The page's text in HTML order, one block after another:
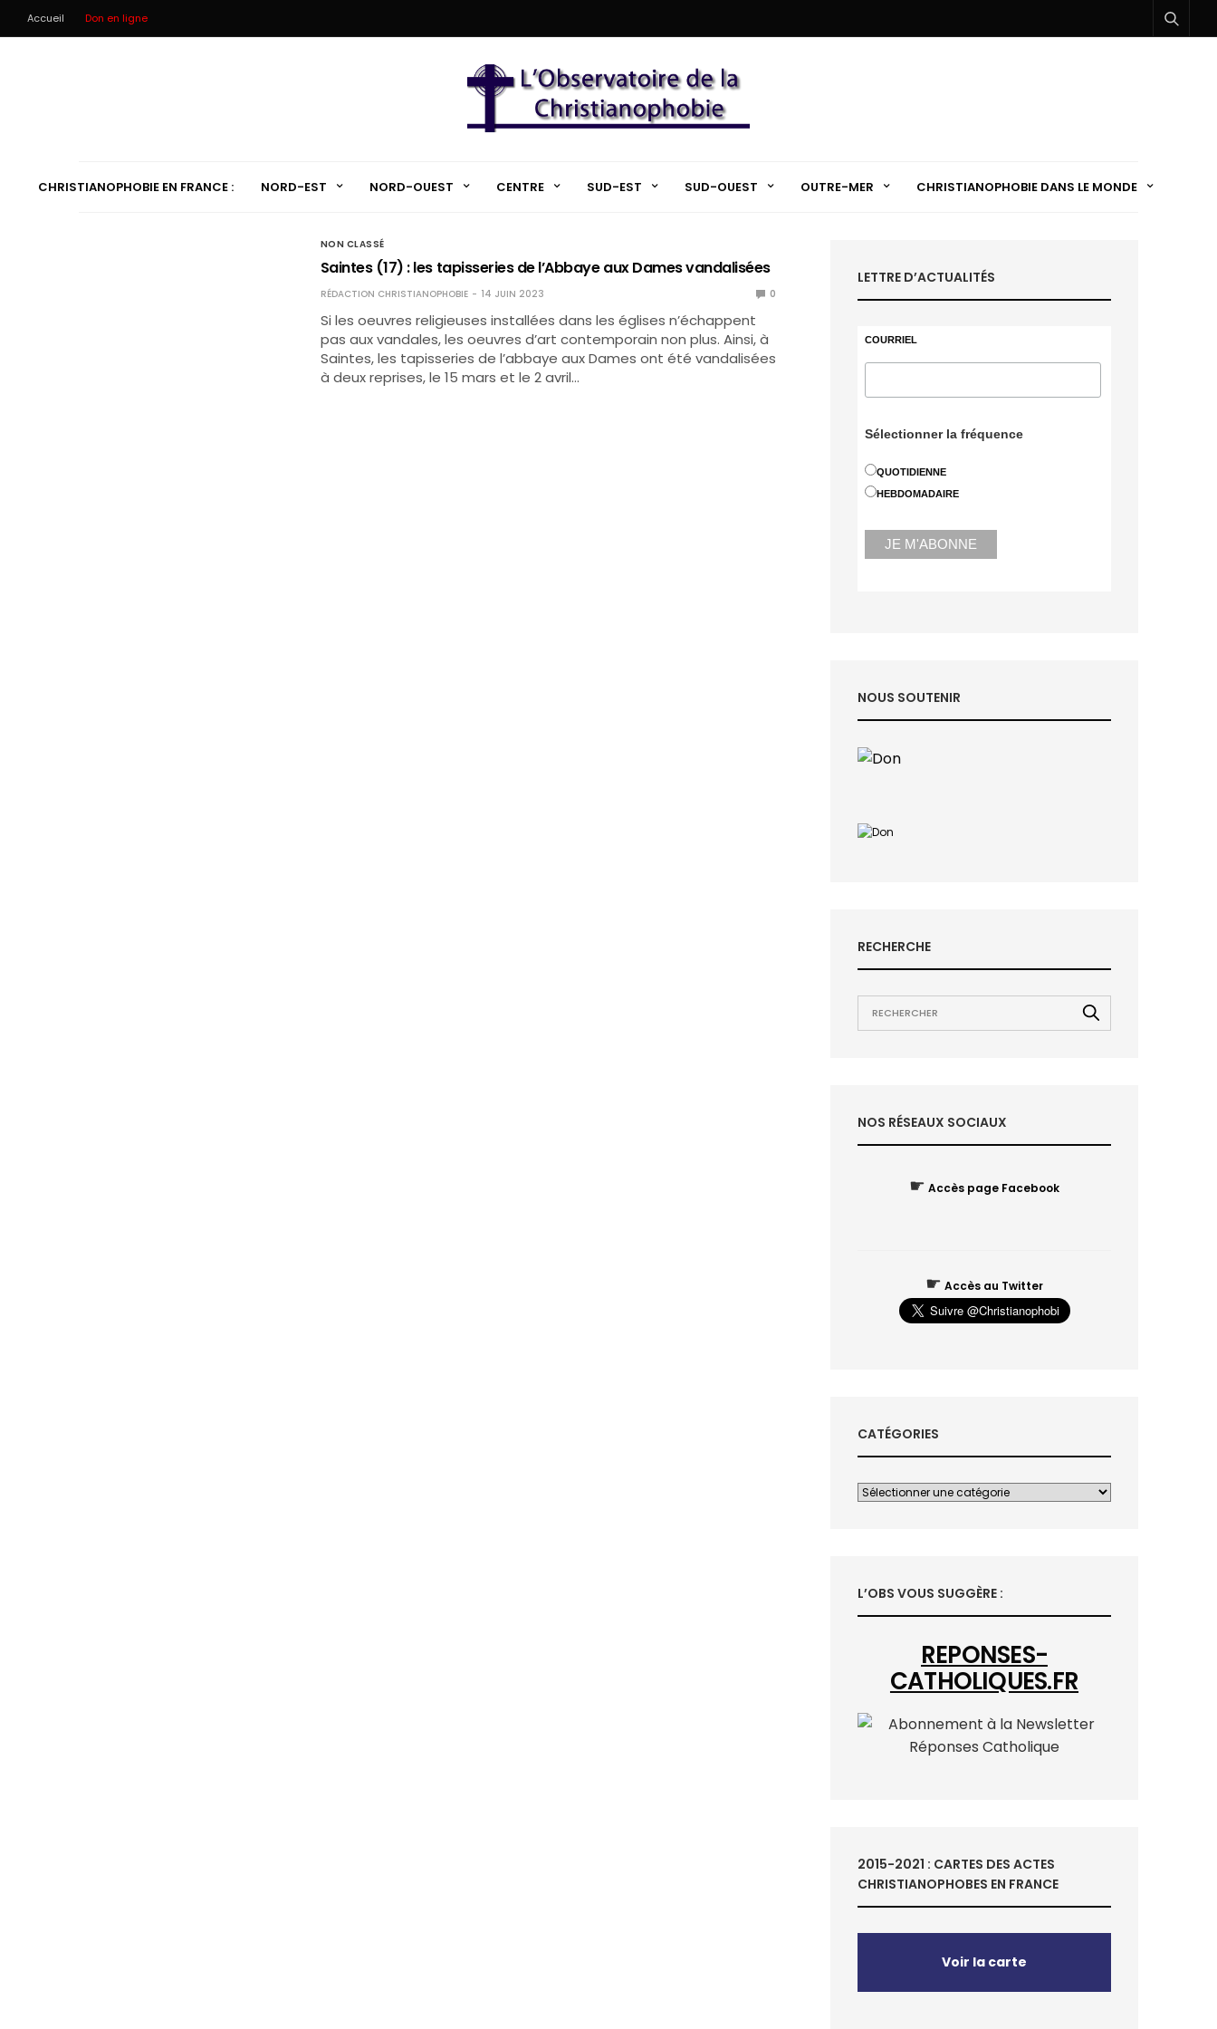
Accueil Don en ligne
CHRISTIANOPHOBIE EN FRANCE : NORD-EST NORD-OUEST CENTRE SUD-EST SUD-OUEST OUTRE-MER CHRISTIANOPHOBIE DANS LE MONDE
NON CLASSÉ
Saintes (17) : les tapisseries de l’Abbaye aux Dames vandalisées
RÉDACTION CHRISTIANOPHOBIE 14 JUIN 2023 0
Si les oeuvres religieuses installées dans les églises n’échappent
pas aux vandales, les oeuvres d’art contemporain non plus. Ainsi, à
Saintes, les tapisseries de l’abbaye aux Dames ont été vandalisées
à deux reprises, le 15 mars et le 2 avril…
LETTRE D’ACTUALITÉS
COURRIEL
Sélectionner la fréquence
QUOTIDIENNE
HEBDOMADAIRE
NOUS SOUTENIR
RECHERCHE
NOS RÉSEAUX SOCIAUX
☛ Accès page Facebook
☛ Accès au Twitter
CATÉGORIES
L’OBS VOUS SUGGÈRE :
REPONSES-
CATHOLIQUES.FR
2015-2021 : CARTES DES ACTES
CHRISTIANOPHOBES EN FRANCE
Voir la carte